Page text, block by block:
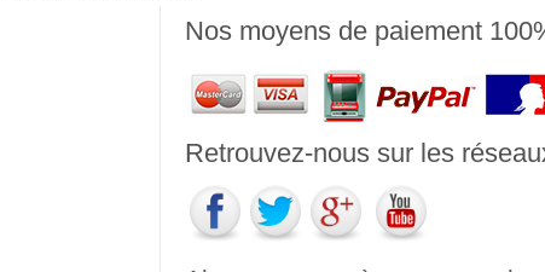
Nos moyens de paiement
Retrouvez-nous sur les